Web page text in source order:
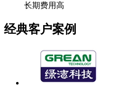
长期费用高
经典客户案例